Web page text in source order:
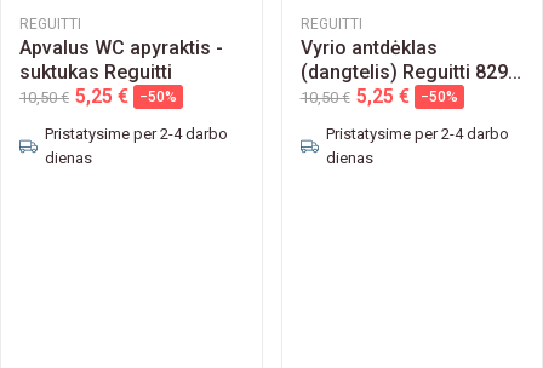
REGUITTI
Apvalus WC apyraktis -
suktukas Reguitti
10,50 € 5,25 € −50%
Pristatysime per 2-4 darbo
dienas
REGUITTI
Vyrio antdėklas
(dangtelis) Reguitti 829
20mm
10,50 € 5,25 € −50%
Pristatysime per 2-4 darbo
dienas